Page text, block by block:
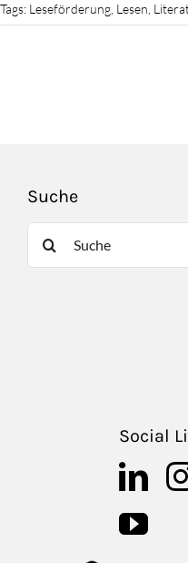
Tags: Leseförderung, Lesen
Suche
Suche
Social